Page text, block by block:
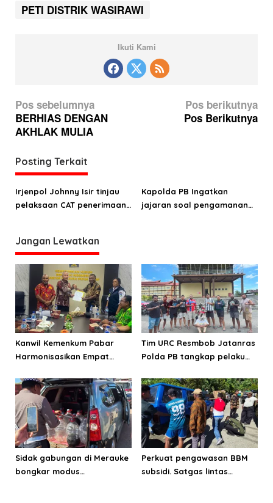
PETI DISTRIK WASIRAWI
Ikuti Kami
N
a
v
i
g
a
s
p
o
s
Pos sebelumnya
BERHIAS DENGAN
AKHLAK MULIA
Pos berikutnya
Pos Berikutnya
Posting Terkait
Irjenpol Johnny Isir tinjau
pelaksaan CAT penerimaan
Kapolda PB Ingatkan
jajaran soal pengamanan
Jangan Lewatkan
Kanwil Kemenkum Pabar
Harmonisasikan Empat
Wondama
Tim URC Resmbob Jatanras
Polda PB tangkap pelaku
Sidak gabungan di Merauke
bongkar modus
Perkuat pengawasan BBM
subsidi. Satgas lintas